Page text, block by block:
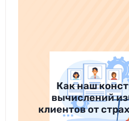
Как наш
вычислений
клиентов от